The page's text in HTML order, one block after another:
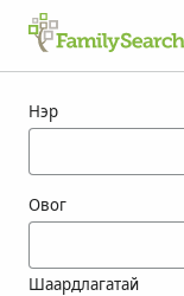
Нэр
Овог
Шаардлагатай